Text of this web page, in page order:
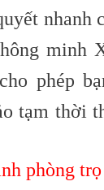
nhanh
minh
phép
tạm thời
phòng